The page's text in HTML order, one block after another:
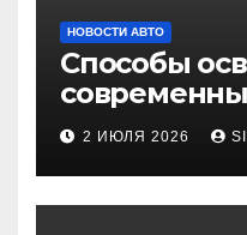
НОВОСТИ АВТО
Способы
через
2 ИЮЛЯ 2026